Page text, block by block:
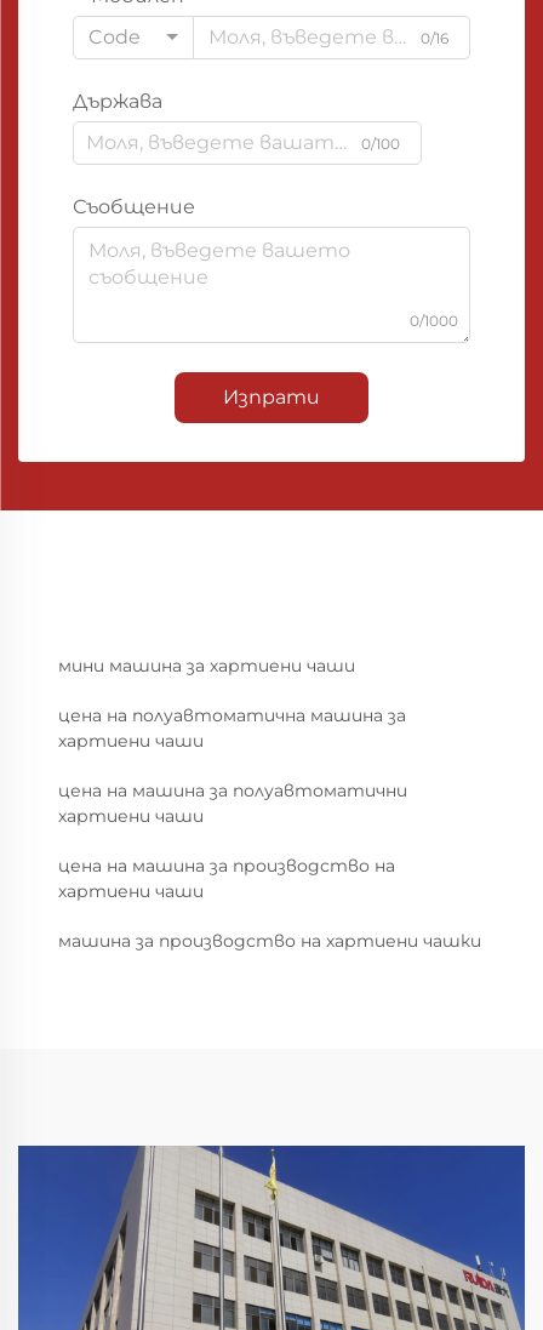
Code
0/16
Държава
0/100
Съобщение
0/1000
Изпрати
мини машина за хартиени чаши
цена на полуавтоматична машина за
хартиени чаши
цена на машина за полуавтоматични
хартиени чаши
цена на машина за производство на
хартиени чаши
машина за производство на хартиени чашки